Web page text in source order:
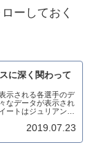
ーしておく
に深く関わって
示される各選手のデ
なデータが表示され
ートはジュリアン・
2019.07.23